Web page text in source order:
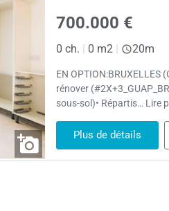
700.000 €
0 ch. | 0 m2 | 20m
EN
rénover
sous-sol)• Répartis… Lire
Plus de détails